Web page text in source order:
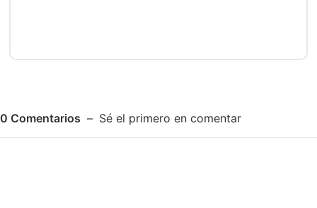
0 Comentarios Sé el primero en comentar